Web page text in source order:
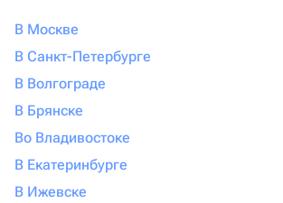
В Москве
В Санкт-Петербурге
В Волгограде
В Брянске
Во Владивостоке
В Екатеринбурге
В Ижевске